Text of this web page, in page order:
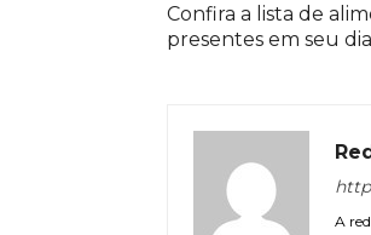
Confira a lista de
presentes em seu
A